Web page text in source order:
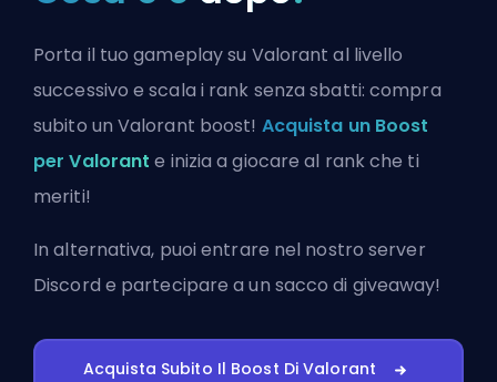
Porta il tuo gameplay su Valorant al livello
successivo e scala i rank senza sbatti: compra
subito un Valorant boost! Acquista un Boost
per Valorant e inizia a giocare al rank che ti
meriti!
In alternativa, puoientrare nel nostro server
Discord e partecipare a un sacco di giveaway!
Acquista Subito Il Boost Di Valorant